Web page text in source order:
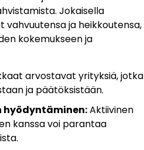
Jokaisella
ja heikkoutensa,
kokemukseen ja
arvostavat yrityksiä, jotka
ja päätöksistään.
Aktiivinen
kanssa voi parantaa